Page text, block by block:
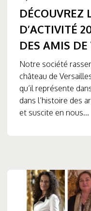
DÉCOUVREZ
D’ACTIVITÉ
DES AMIS DE
Notre société
château de
qu’il représente
dans l’histoire des
et suscite en nous...